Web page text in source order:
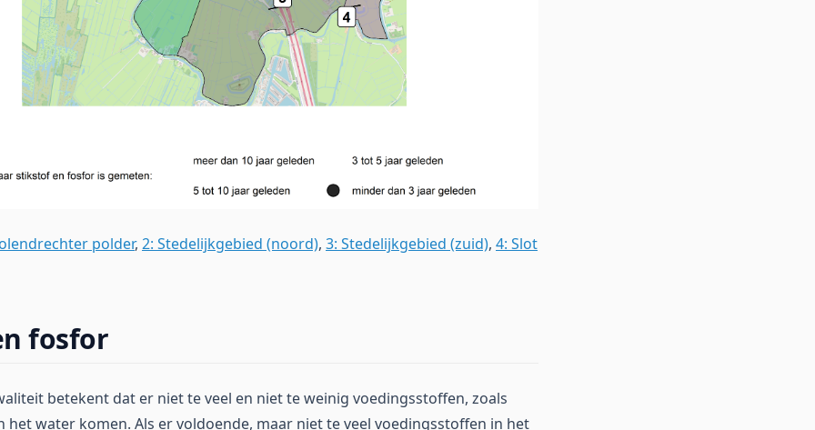
polder, 2: Stedelijkgebied (noord), 3: Stedelijkgebied (zuid), 4: Slot
fosfor
betekent dat er niet te veel en niet te weinig voedingsstoffen, zoals
het water komen. Als er voldoende, maar niet te veel voedingsstoffen in het